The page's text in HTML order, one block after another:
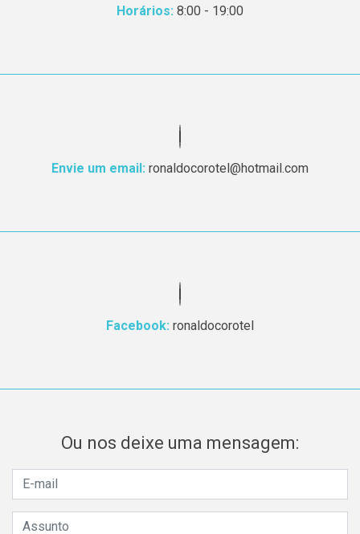
Horários: 8:00 - 19:00
Envie um email: ronaldocorotel@hotmail.com
Facebook: ronaldocorotel
Ou nos deixe uma mensagem: